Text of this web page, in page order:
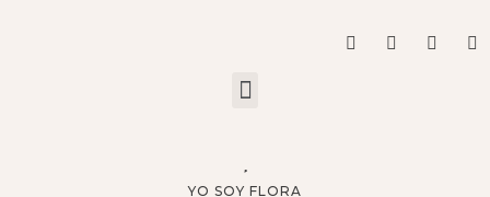
YO SOY FLORA